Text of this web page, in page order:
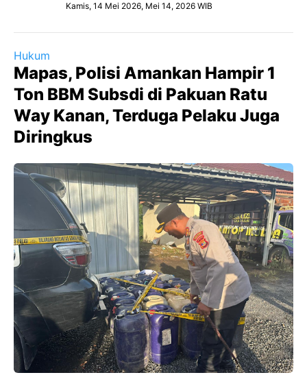
Kamis, 14 Mei 2026, Mei 14, 2026 WIB
Hukum
Mapas, Polisi Amankan Hampir 1
Ton BBM Subsdi di Pakuan Ratu
Way Kanan, Terduga Pelaku Juga
Diringkus